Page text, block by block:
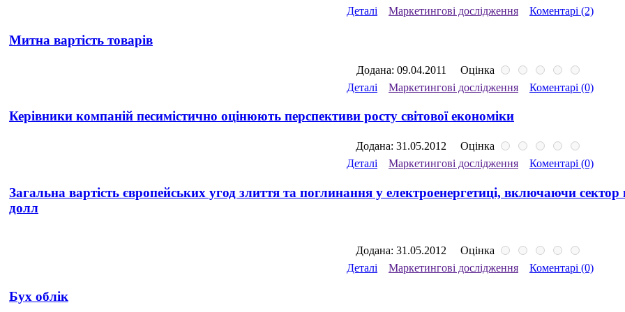
Деталі
Маркетингові дослідження Коментарі (2)
Митна вартість товарів
Додана: 09.04.2011
Оцінка
Деталі
Маркетингові дослідження Коментарі (0)
Керівники компаній песимістично оцінюють перспективи росту світової економіки
Додана: 31.05.2012
Оцінка
Деталі
Маркетингові дослідження Коментарі (0)
Загальна вартість європейських угод злиття та поглинання у електроенергетиці, включаючи
долл
Додана: 31.05.2012
Оцінка
Деталі
Маркетингові дослідження Коментарі (0)
Бух облік